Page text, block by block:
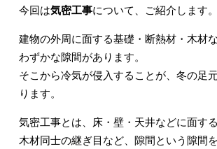
今回は気密工事について、ご紹介します。
建物の外周に面する基礎・断熱材・木材
わずかな隙間があります。
そこから冷気が侵入することが、冬の足
ります。
気密工事とは、床・壁・天井などに面す
木材同士の継ぎ目など、隙間という隙間